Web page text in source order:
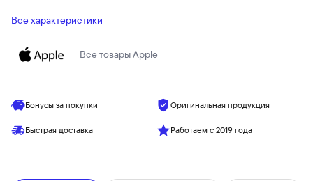
Все характеристики
Все товарыApple
Бонусы за покупки Оригинальная продукция
Быстрая доставка Работаем с 2019 года